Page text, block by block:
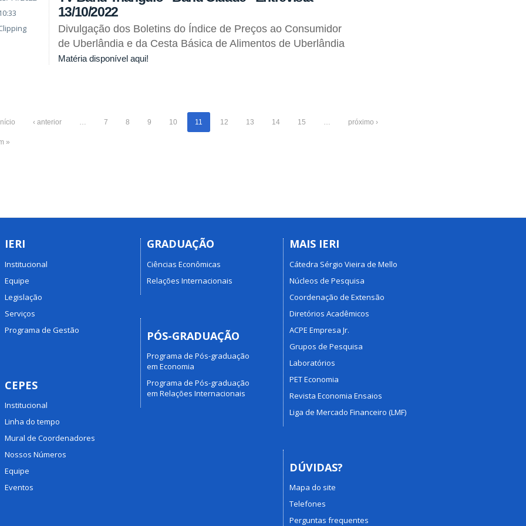
13/10/2022
Divulgação dos Boletins do Índice de Preços ao Consumidor
de Uberlândia e da Cesta Básica de Alimentos de Uberlândia
Matéria disponível aqui!
‹ anterior … 7 8 9 10 11 12 13 14 15 … próximo ›
»
IERI
Institucional
Equipe
Legislação
Serviços
Programa de Gestão
CEPES
Institucional
Linha do tempo
Mural de Coordenadores
Nossos Números
Equipe
Eventos
GRADUAÇÃO
Ciências Econômicas
Relações Internacionais
PÓS-GRADUAÇÃO
Programa de Pós-graduação
em Economia
Programa de Pós-graduação
em Relações Internacionais
MAIS IERI
Cátedra Sérgio Vieira de Mello
Núcleos de Pesquisa
Coordenação de Extensão
Diretórios Acadêmicos
ACPE Empresa Jr.
Grupos de Pesquisa
Laboratórios
PET Economia
Revista Economia Ensaios
Liga de Mercado Financeiro (LMF)
DÚVIDAS?
Mapa do site
Telefones
Perguntas frequentes